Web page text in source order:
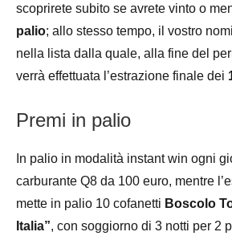
scoprirete subito se avrete vinto o
palio; allo stesso tempo, il vostro
nella lista dalla quale, alla fine del
verrà effettuata l’estrazione finale dei
Premi in palio
In palio in modalità instant win ogni
carburante Q8 da 100 euro, mentre
mette in palio 10 cofanetti Boscolo
Italia”, con soggiorno di 3 notti per 2